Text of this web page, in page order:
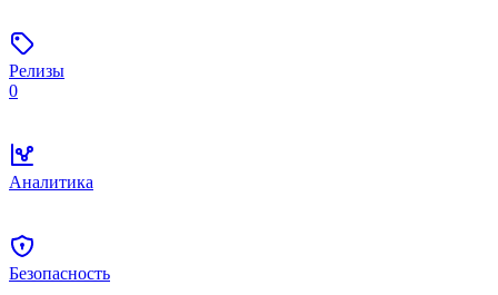
Релизы
0
Аналитика
Безопасность